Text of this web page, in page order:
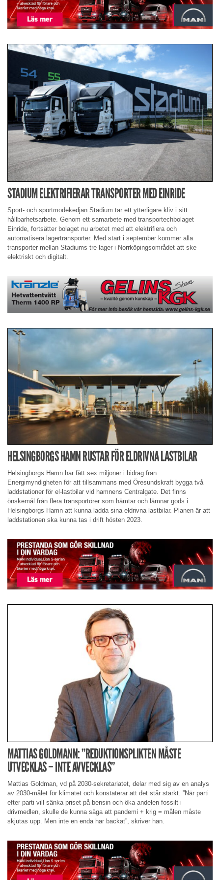
STADIUM ELEKTRIFIERAR TRANSPORTER MED EINRIDE
Sport- och sportmodekedjan Stadium tar ett ytterligare kliv i sitt
hållbarhetsarbete. Genom ett samarbete med transportechbolaget
Einride, fortsätter bolaget nu arbetet med att elektrifiera och
automatisera lagertransporter. Med start i september kommer alla
transporter mellan Stadiums tre lager i Norrköpingsområdet att ske
elektriskt och digitalt.
HELSINGBORGS HAMN RUSTAR FÖR ELDRIVNA LASTBILAR
Helsingborgs Hamn har fått sex miljoner i bidrag från
Energimyndigheten för att tillsammans med Öresundskraft bygga två
laddstationer för el-lastbilar vid hamnens Centralgate. Det finns
önskemål från flera transportörer som hämtar och lämnar gods i
Helsingborgs Hamn att kunna ladda sina eldrivna lastbilar. Planen är att
laddstationen ska kunna tas i drift hösten 2023.
MATTIAS GOLDMANN: ”REDUKTIONSPLIKTEN MÅSTE
UTVECKLAS – INTE AVVECKLAS”
Mattias Goldman, vd på 2030-sekretariatet, delar med sig av en analys
av 2030-målet för klimatet och konstaterar att det står starkt. ”När parti
efter parti vill sänka priset på bensin och öka andelen fossilt i
drivmedlen, skulle de kunna säga att pandemi + krig = målen måste
skjutas upp. Men inte en enda har backat”, skriver han.